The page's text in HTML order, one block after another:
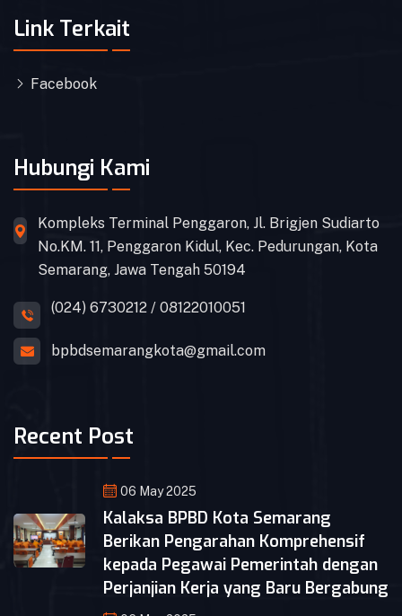
Link Terkait
Facebook
Hubungi Kami
Kompleks Terminal Penggaron, Jl. Brigjen Sudiarto
No.KM. 11, Penggaron Kidul, Kec. Pedurungan, Kota
Semarang, Jawa Tengah 50194
(024) 6730212 / 08122010051
bpbdsemarangkota@gmail.com
Recent Post
06 May 2025
Kalaksa BPBD Kota Semarang
Berikan Pengarahan Komprehensif
kepada Pegawai Pemerintah dengan
Perjanjian Kerja yang Baru Bergabung